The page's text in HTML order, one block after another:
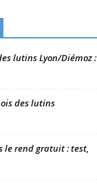
lutins Lyon/Diémoz :
des lutins
le rend gratuit : test,